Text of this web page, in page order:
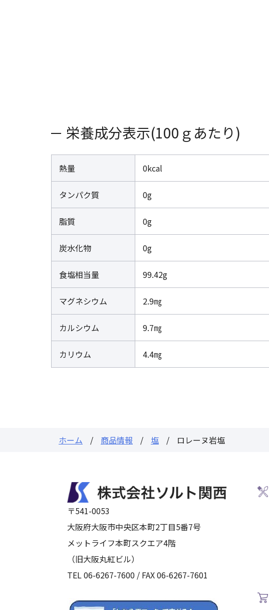
栄養成分表示(100ｇあたり)
熱量 0kcal
タンパク質 0g
脂質 0g
炭水化物 0g
食塩相当量 99.42g
マグネシウム 2.9㎎
カルシウム 9.7㎎
カリウム 4.4㎎
ホーム 商品情報 塩 ロレーヌ岩塩
〒541-0053
大阪府大阪市中央区本町2丁目5番7号
メットライフ本町スクエア4階
（旧大阪丸紅ビル）
TEL 06-6267-7600 / FAX 06-6267-7601